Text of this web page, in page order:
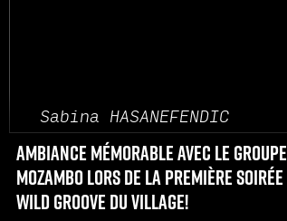
Sabina HASANEFENDIC
Ambiance mémorable avec le groupe
Mozambo lors de la première soirée
Wild Groove du Village!